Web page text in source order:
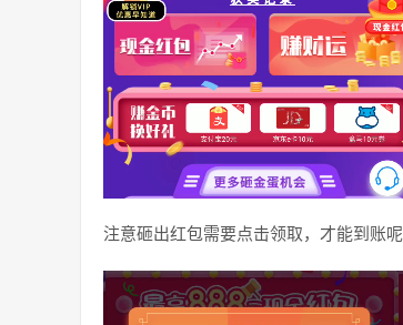
注意砸出红包需要点击领取，才能到账呢